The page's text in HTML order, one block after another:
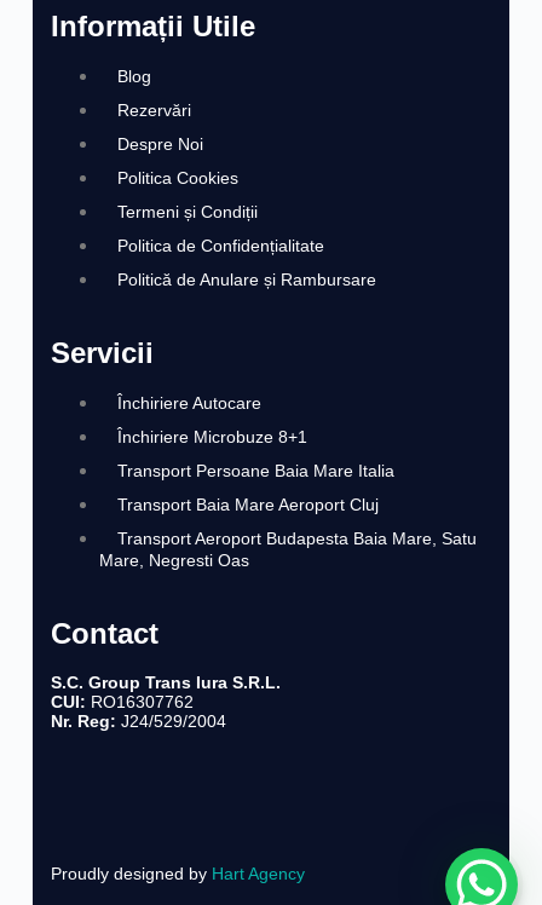
Informații Utile
Blog
Rezervări
Despre Noi
Politica Cookies
Termeni și Condiții
Politica de Confidențialitate
Politică de Anulare și Rambursare
Servicii
Închiriere Autocare
Închiriere Microbuze 8+1
Transport Persoane Baia Mare Italia​​
Transport Baia Mare Aeroport Cluj
Transport Aeroport Budapesta Baia Mare, Satu
Mare, Negresti Oas
Contact
S.C. Group Trans Iura S.R.L.
CUI: RO16307762
Nr. Reg: J24/529/2004
Proudly designed by Hart Agency